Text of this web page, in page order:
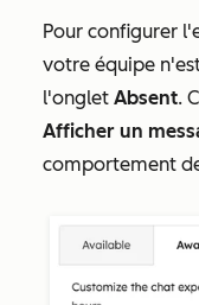
Pour configurer
votre équipe
l'onglet Absent.
Afficher un
comportement